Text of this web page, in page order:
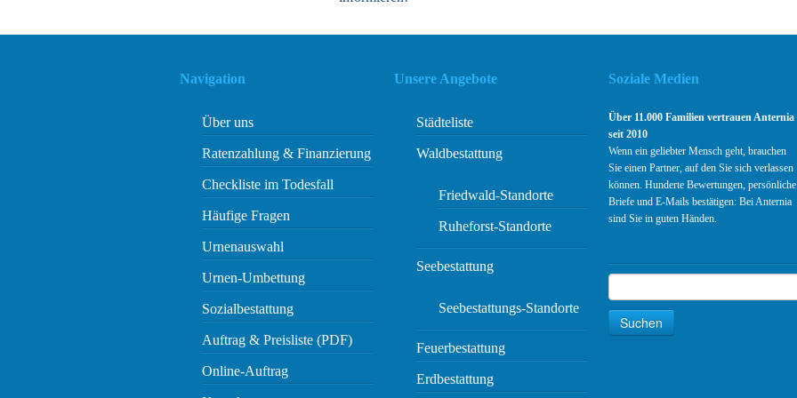
Navigation
Über uns
Ratenzahlung & Finanzierung
Checkliste im Todesfall
Häufige Fragen
Urnenauswahl
Urnen-Umbettung
Sozialbestattung
Auftrag & Preisliste (PDF)
Online-Auftrag
Unsere Angebote
Städteliste
Waldbestattung
Friedwald-Standorte
Ruheforst-Standorte
Seebestattung
Seebestattungs-Standorte
Feuerbestattung
Erdbestattung
Soziale Medien
Über 11.000 Familien vertrauen Anternia
seit 2010
Wenn ein geliebter Mensch geht, brauchen
Sie einen Partner, auf den Sie sich verlassen
können. Hunderte Bewertungen, persönliche
Briefe und E-Mails bestätigen: Bei Anternia
sind Sie in guten Händen.
Suchen